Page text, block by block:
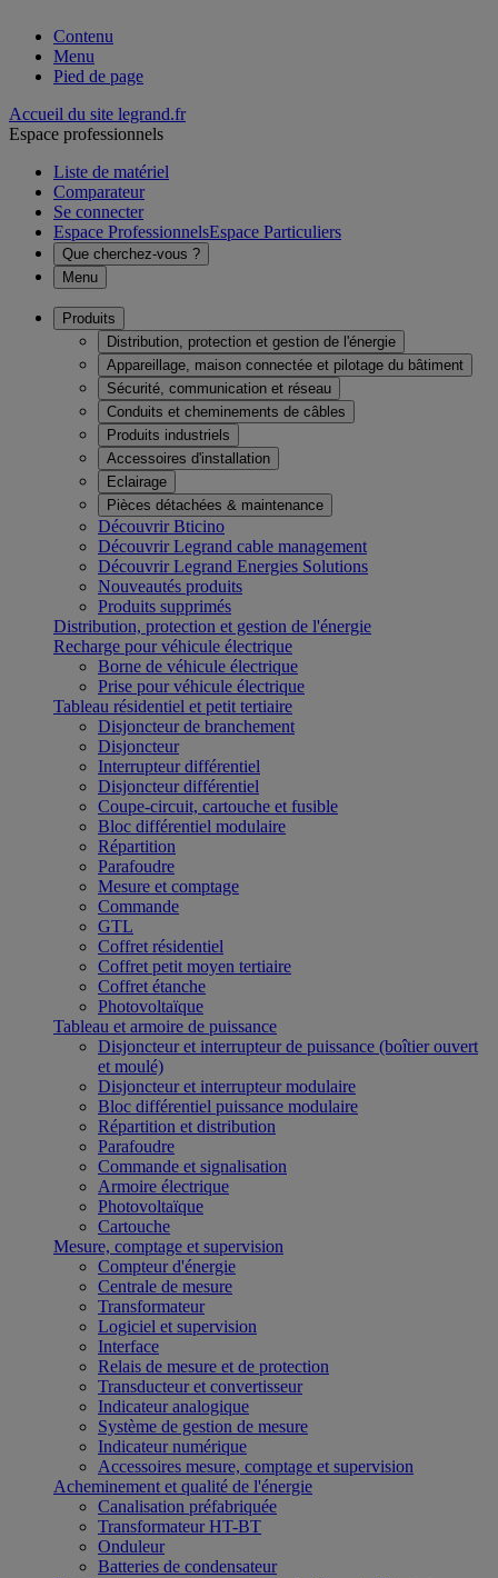
Contenu
Menu
Pied de page
Accueil du site legrand.fr
Espace professionnels
Liste de matériel
Comparateur
Se connecter
Espace ProfessionnelsEspace Particuliers
Que cherchez-vous ?
Menu
Produits
Distribution, protection et gestion de l'énergie
Appareillage, maison connectée et pilotage du bâtiment
Sécurité, communication et réseau
Conduits et cheminements de câbles
Produits industriels
Accessoires d'installation
Eclairage
Pièces détachées & maintenance
Découvrir Bticino
Découvrir Legrand cable management
Découvrir Legrand Energies Solutions
Nouveautés produits
Produits supprimés
Distribution, protection et gestion de l'énergie
Recharge pour véhicule électrique
Borne de véhicule électrique
Prise pour véhicule électrique
Tableau résidentiel et petit tertiaire
Disjoncteur de branchement
Disjoncteur
Interrupteur différentiel
Disjoncteur différentiel
Coupe-circuit, cartouche et fusible
Bloc différentiel modulaire
Répartition
Parafoudre
Mesure et comptage
Commande
GTL
Coffret résidentiel
Coffret petit moyen tertiaire
Coffret étanche
Photovoltaïque
Tableau et armoire de puissance
Disjoncteur et interrupteur de puissance (boîtier ouvert
et moulé)
Disjoncteur et interrupteur modulaire
Bloc différentiel puissance modulaire
Répartition et distribution
Parafoudre
Commande et signalisation
Armoire électrique
Photovoltaïque
Cartouche
Mesure, comptage et supervision
Compteur d'énergie
Centrale de mesure
Transformateur
Logiciel et supervision
Interface
Relais de mesure et de protection
Transducteur et convertisseur
Indicateur analogique
Système de gestion de mesure
Indicateur numérique
Accessoires mesure, comptage et supervision
Acheminement et qualité de l'énergie
Canalisation préfabriquée
Transformateur HT-BT
Onduleur
Batteries de condensateur